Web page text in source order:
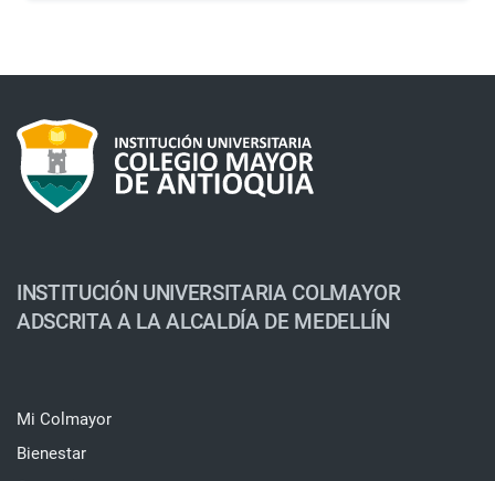
INSTITUCIÓN UNIVERSITARIA COLMAYOR
ADSCRITA A LA ALCALDÍA DE MEDELLÍN
Mi Colmayor
Bienestar